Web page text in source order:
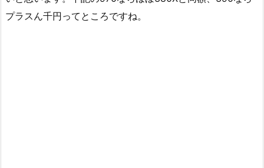
プラスん千円ってところですね。